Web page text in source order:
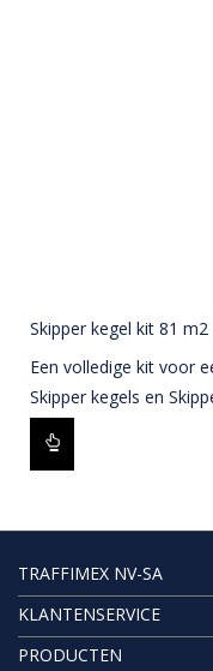
Skipper kegel kit 81 m2
Een volledige kit voor
Skipper kegels en
TRAFFIMEX NV-SA
KLANTENSERVICE
PRODUCTEN